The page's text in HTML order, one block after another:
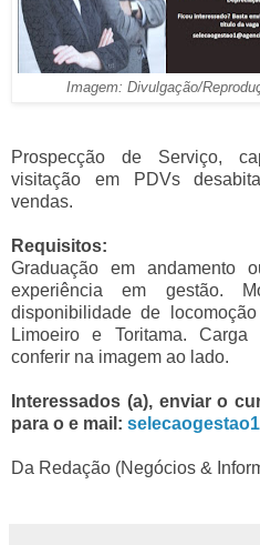
Imagem: Divulgação/
Prospecção de Serviço,
visitação em PDVs
vendas.
Requisitos:
Graduação em andamento
experiência em gestão.
disponibilidade de locomoção
Limoeiro e Toritama.
conferir na imagem ao lado.
Interessados (a), enviar o
para o e mail:
Da Redação (Negócios &